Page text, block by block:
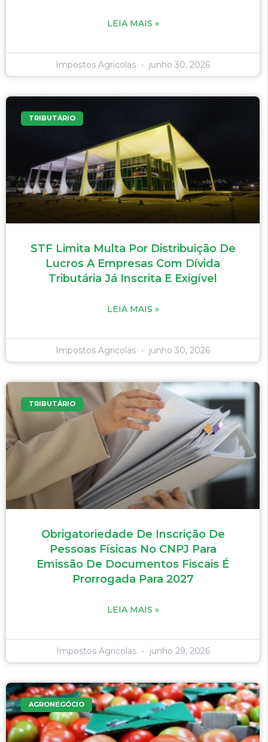
LEIA MAIS »
Impostos Agricolas junho 30, 2026
TRIBUTÁRIO
STF Limita Multa Por Distribuição De
Lucros A Empresas Com Dívida
Tributária Já Inscrita E Exigível
LEIA MAIS »
Impostos Agricolas junho 30, 2026
TRIBUTÁRIO
Obrigatoriedade De Inscrição De
Pessoas Físicas No CNPJ Para
Emissão De Documentos Fiscais É
Prorrogada Para 2027
LEIA MAIS »
Impostos Agricolas junho 29, 2026
AGRONEGÓCIO